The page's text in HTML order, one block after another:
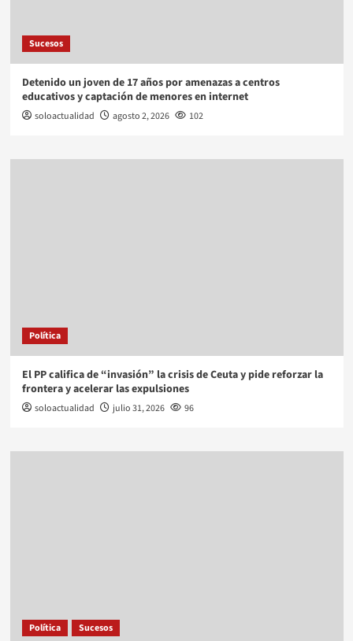
Sucesos
Detenido un joven de 17 años por amenazas a centros
educativos y captación de menores en internet
soloactualidad agosto 2, 2026 102
Política
El PP califica de “invasión” la crisis de Ceuta y pide reforzar la
frontera y acelerar las expulsiones
soloactualidad julio 31, 2026 96
Política Sucesos